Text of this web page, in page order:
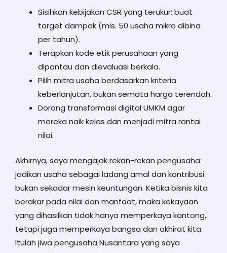
Sisihkan kebijakan CSR yang terukur: buat
target dampak (mis. 50 usaha mikro dibina
per tahun).
Terapkan kode etik perusahaan yang
dipantau dan dievaluasi berkala.
Pilih mitra usaha berdasarkan kriteria
keberlanjutan, bukan semata harga terendah.
Dorong transformasi digital UMKM agar
mereka naik kelas dan menjadi mitra rantai
nilai.
Akhirnya, saya mengajak rekan-rekan pengusaha:
jadikan usaha sebagai ladang amal dan kontribusi
bukan sekadar mesin keuntungan. Ketika bisnis kita
berakar pada nilai dan manfaat, maka kekayaan
yang dihasilkan tidak hanya memperkaya kantong,
tetapi juga memperkaya bangsa dan akhirat kita.
Itulah jiwa pengusaha Nusantara yang saya